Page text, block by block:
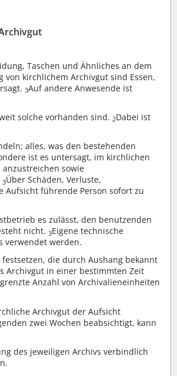
Taschen und Ähnliches an dem
von kirchlichem Archivgut sind Essen,
3Auf andere Anwesende ist
solche vorhanden sind. 2Dabei ist
alles, was den bestehenden
ist es untersagt, im kirchlichen
sowie
3Über Schäden, Verluste,
führende Person sofort zu
es zulässt, den benutzenden
nicht.3Eigene technische
verwendet werden.
die durch Aushang bekannt
Archivgut in einer bestimmten Zeit
Anzahl von Archivalieneinheiten
Archivgut der Aufsicht
zwei Wochen beabsichtigt, kann
des jeweiligen Archivs verbindlich